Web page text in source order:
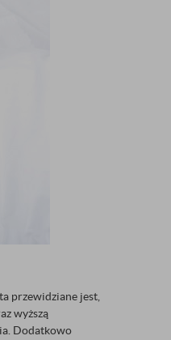
przewidziane jest,
wyższą
Dodatkowo